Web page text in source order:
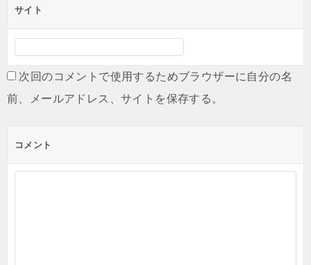
サイト
次回のコメントで使用するためブラウザーに自分の名
前、メールアドレス、サイトを保存する。
コメント